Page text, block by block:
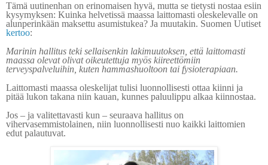
Tämä uutinenhan on erinomaisen hyvä, mutta se tietysti nostaa esiin
kysymyksen: Kuinka helvetissä maassa laittomasti oleskelevalle on
alunperinkään maksettu asumistukea? Ja muutakin. Suomen Uutiset
kertoo:
Marinin hallitus teki sellaisenkin lakimuutoksen, että laittomasti
maassa olevat olivat oikeutettuja myös kiireettömiin
terveyspalveluihin, kuten hammashuoltoon tai fysioterapiaan.
Laittomasti maassa oleskelijat tulisi luonnollisesti ottaa kiinni ja
pitää lukon takana niin kauan, kunnes paluulippu alkaa kiinnostaa.
Jos – ja valitettavasti kun – seuraava hallitus on
vihervasemmistolainen, niin luonnollisesti nuo kaikki laittomien
edut palautuvat.